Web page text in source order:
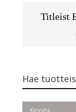
Titleist
Hae